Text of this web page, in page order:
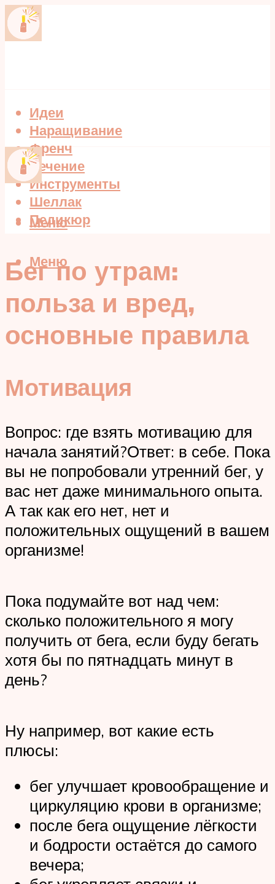
Идеи
Наращивание
Френч
Лечение
Инструменты
Шеллак
Педикюр
Меню
Меню
Бег по утрам:
польза и вред,
основные правила
Мотивация
Вопрос: где взять мотивацию для
начала занятий?Ответ: в себе. Пока
вы не попробовали утренний бег, у
вас нет даже минимального опыта.
А так как его нет, нет и
положительных ощущений в вашем
организме!
Пока подумайте вот над чем:
сколько положительного я могу
получить от бега, если буду бегать
хотя бы по пятнадцать минут в
день?
Ну например, вот какие есть
плюсы:
бег улучшает кровообращение и
циркуляцию крови в организме;
после бега ощущение лёгкости
и бодрости остаётся до самого
вечера;